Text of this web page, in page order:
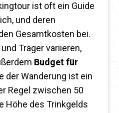
ist oft ein Guide
und deren
Gesamtkosten bei.
Träger variieren,
Budget für
der Wanderung ist ein
Regel zwischen 50
Höhe des Trinkgelds